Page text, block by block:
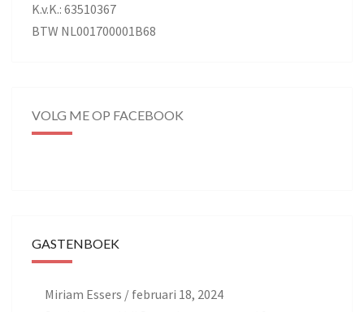
K.v.K.: 63510367
BTW NL001700001B68
VOLG ME OP FACEBOOK
GASTENBOEK
Miriam Essers / februari 18, 2024